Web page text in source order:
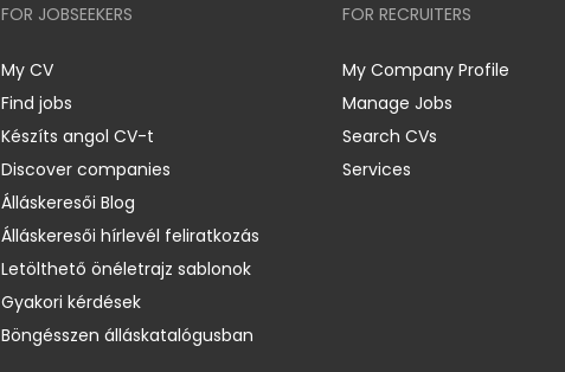
FOR JOBSEEKERS
My CV
Find jobs
Készíts angol CV-t
Discover companies
Álláskeresői Blog
Álláskeresői hírlevél feliratkozás
Letölthető önéletrajz sablonok
Gyakori kérdések
Böngésszen álláskatalógusban
FOR RECRUITERS
My Company Profile
Manage Jobs
Search CVs
Services